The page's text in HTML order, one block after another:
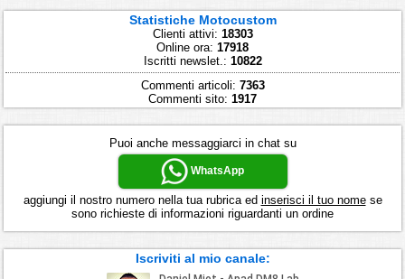
Statistiche Motocustom
Clienti attivi: 18303
Online ora: 17918
Iscritti newslet.: 10822
Commenti articoli: 7363
Commenti sito: 1917
Puoi anche messaggiarci in chat su
WhatsApp
aggiungi il nostro numero nella tua rubrica ed inserisci il tuo nomese
sono richieste di informazioni riguardanti un ordine
Iscriviti al mio canale: